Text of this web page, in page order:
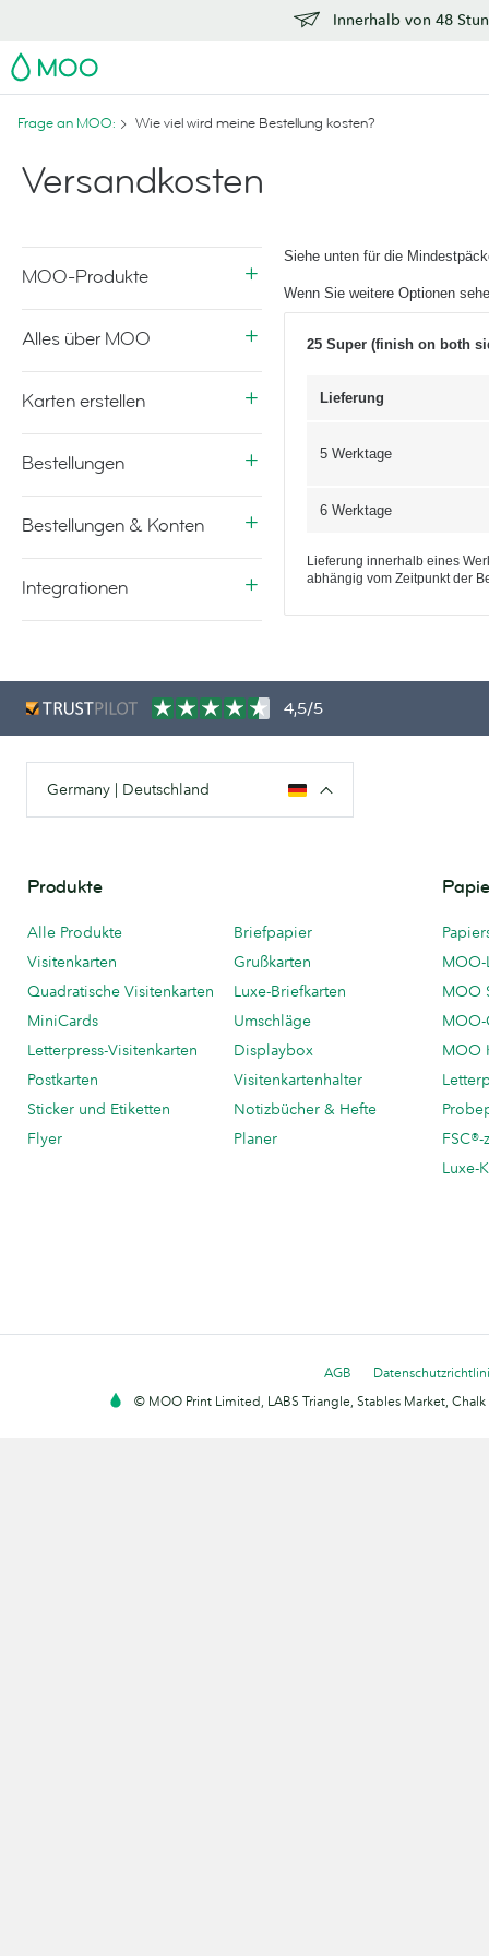
Innerhalb von 48
MOO
Frage an MOO: Wie viel wird meine Bestellung kosten?
Versandkosten
MOO-Produkte
Alles über MOO
Karten erstellen
Bestellungen
Bestellungen & Konten
Integrationen
Siehe unten für die
Wenn Sie weitere Optionen
25 Super (finish on both
Lieferung
5 Werktage
6 Werktage
Lieferung innerhalb eines
abhängig vom Zeitpunkt der
4,5/5
Germany | Deutschland
Produkte
Alle Produkte
Visitenkarten
Quadratische Visitenkarten
MiniCards
Letterpress-Visitenkarten
Postkarten
Sticker und Etiketten
Flyer
Briefpapier
Grußkarten
Luxe-Briefkarten
Umschläge
Displaybox
Visitenkartenhalter
Notizbücher & Hefte
Planer
MOO-
MOO
MOO
Luxe-
AGB
© MOO Print Limited, LABS Triangle, Stables Market,